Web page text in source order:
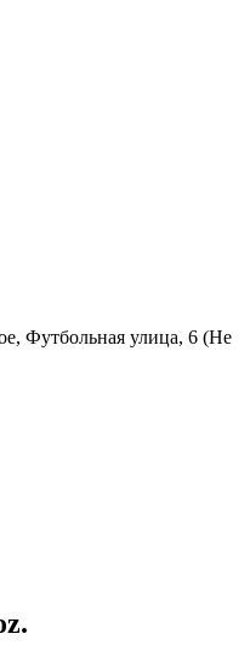
Футбольная улица, 6 (Не